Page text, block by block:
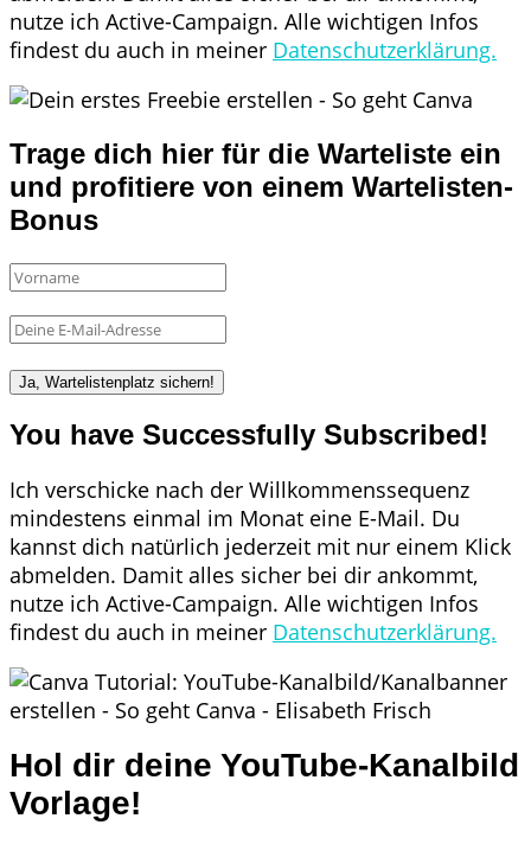
nutze ich Active-Campaign. Alle wichtigen Infos
findest du auch in meiner Datenschutzerklärung.
Trage dich hier für die Warteliste ein
und profitiere von einem Wartelisten-
Bonus
Ja, Wartelistenplatz sichern!
You have Successfully Subscribed!
Ich verschicke nach der Willkommenssequenz
mindestens einmal im Monat eine E-Mail. Du
kannst dich natürlich jederzeit mit nur einem Klick
abmelden. Damit alles sicher bei dir ankommt,
nutze ich Active-Campaign. Alle wichtigen Infos
findest du auch in meiner Datenschutzerklärung.
Hol dir deine YouTube-Kanalbild
Vorlage!